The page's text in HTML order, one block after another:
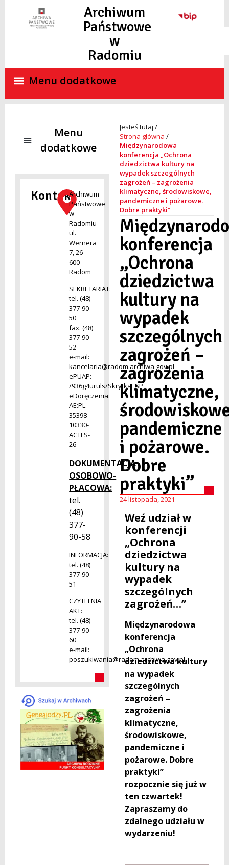
Archiwum
Państwowe
w
Radomiu
KontaktArchiwum
Państwowe
w
Radomiu
ul.
Wernera
7, 26-
600
Radom
SEKRETARIAT:
tel. (48)
377-90-
50
fax. (48)
377-90-
52
e-mail:
kancelaria@radom.archiwa.gov.pl
ePUAP:
/936g4uruls/SkrytkaESP
eDoręczenia:
AE:PL-
35398-
10330-
ACTFS-
26
DOKUMENTACJA
OSOBOWO-
PŁACOWA:
tel.
(48)
377-
90-58
INFORMACJA:
tel. (48)
377-90-
51
CZYTELNIA
AKT:
tel. (48)
377-90-
60
e-mail:
poszukiwania@radom.archiwa.gov.pl
Strona główna /
Międzynarodowa
konferencja „Ochrona
dziedzictwa kultury na
wypadek szczególnych
zagrożeń – zagrożenia
klimatyczne, środowiskowe,
pandemiczne i pożarowe.
Dobre praktyki”
konferencja
„Ochrona
dziedzictwa
kultury na
wypadek
szczególnych
zagrożeń –
zagrożenia
klimatyczne,
pandemiczne
i pożarowe.
Dobre
praktyki”
24 listopada, 2021
Weź udział w
konferencji
„Ochrona
dziedzictwa
kultury na
wypadek
szczególnych
zagrożeń…”
Międzynarodowa
konferencja
„Ochrona
dziedzictwa kultury
na wypadek
szczególnych
zagrożeń –
zagrożenia
klimatyczne,
środowiskowe,
pandemiczne i
pożarowe. Dobre
praktyki”
rozpocznie się już w
ten czwartek!
Zapraszamy do
zdalnego udziału w
wydarzeniu!